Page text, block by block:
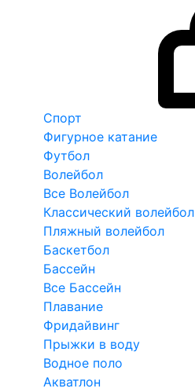
Спорт
Фигурное катание
Футбол
Волейбол
Все Волейбол
Классический волейбол
Пляжный волейбол
Баскетбол
Бассейн
Все Бассейн
Плавание
Фридайвинг
Прыжки в воду
Водное поло
Акватлон